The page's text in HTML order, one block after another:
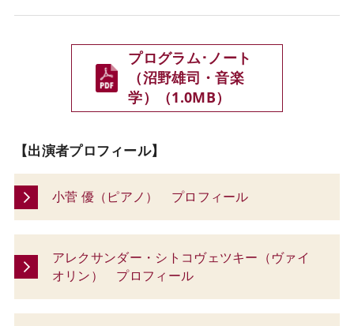
プログラム･ノート
（沼野雄司・音楽
学）（1.0MB）
【出演者プロフィール】
小菅 優（ピアノ） プロフィール
アレクサンダー・シトコヴェツキー（ヴァイ
オリン） プロフィール